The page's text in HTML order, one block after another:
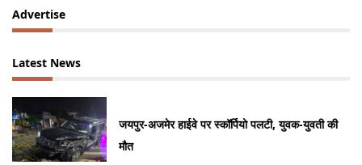
Advertise
Latest News
जयपुर-अजमेर हाईवे पर स्कॉर्पियो पलटी, युवक-युवती की
मौत